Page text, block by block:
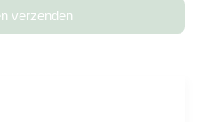
verzenden